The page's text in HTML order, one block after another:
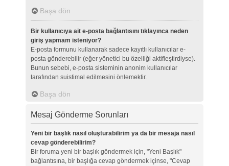
Başa dön
Bir kullanıcıya ait e-posta bağlantısını tıklayınca neden
giriş yapmam isteniyor?
E-posta formunu kullanarak sadece kayıtlı kullanıcılar e-
posta gönderebilir (eğer yönetici bu özelliği aktifleştirdiyse).
Bunun sebebi, e-posta sisteminin anonim kullanıcılar
tarafından suistimal edilmesini önlemektir.
Başa dön
Mesaj Gönderme Sorunları
Yeni bir başlık nasıl oluşturabilirim ya da bir mesaja nasıl
cevap gönderebilirim?
Bir foruma yeni bir başlık göndermek için, "Yeni Başlık"
bağlantısına, bir başlığa cevap göndermek içinse, "Cevap